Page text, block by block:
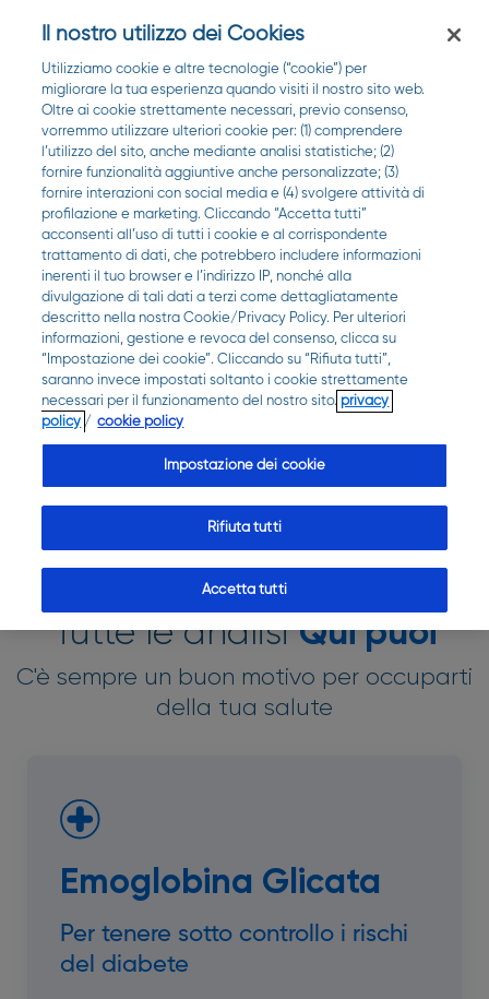
ATTENZIONE: La pagina è in costruzione, presto
compariranno tutte le farmacie "Qui puoi" dove
effettuare le analisi Roche.
In tutte le farmacie del network Qui puoi è possibile
ordinare le strisce per l'autoanalisi PT/INR per
CoaguChek XS e CoaguChek INRange
Hai trovato la farmacia più vicina a te?
Si No
Tutte le analisiQui puoi
C'è sempre un buon motivo per occuparti
della tua salute
Emoglobina Glicata
Per tenere sotto controllo i rischi
del diabete
Il nostro utilizzo dei Cookies
Utilizziamo cookie e altre tecnologie (“cookie”) per
migliorare la tua esperienza quando visiti il nostro sito web.
Oltre ai cookie strettamente necessari, previo consenso,
vorremmo utilizzare ulteriori cookie per: (1) comprendere
l’utilizzo del sito, anche mediante analisi statistiche; (2)
fornire funzionalità aggiuntive anche personalizzate; (3)
fornire interazioni con social media e (4) svolgere attività di
profilazione e marketing. Cliccando “Accetta tutti”
acconsenti all’uso di tutti i cookie e al corrispondente
trattamento di dati, che potrebbero includere informazioni
inerenti il tuo browser e l’indirizzo IP, nonché alla
divulgazione di tali dati a terzi come dettagliatamente
descritto nella nostra Cookie/Privacy Policy. Per ulteriori
informazioni, gestione e revoca del consenso, clicca su
“Impostazione dei cookie”. Cliccando su “Rifiuta tutti”,
saranno invece impostati soltanto i cookie strettamente
necessari per il funzionamento del nostro sito. privacy
policy / cookie policy
Impostazione dei cookie
Rifiuta tutti
Accetta tutti